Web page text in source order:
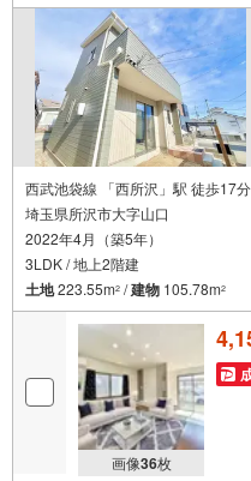
西武池袋線 「西所沢」駅 徒歩17分
埼玉県所沢市大字山口
2022年4月（築5年）
3LDK / 地上2階建
土地223.55m2 /建物 105.78m2
画像36枚